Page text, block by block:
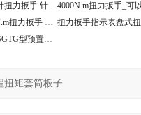
SGACD4000NM表盘指针扭力扳手 针表式指重计
力矩扳手质量好的4000N.m扭力扳手 扭矩扳手数显式 扭力扳手指示表盘式
4000N.m扭力扳手价格_SGTG型预置式扭矩扳手